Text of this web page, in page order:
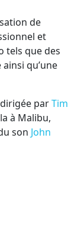
de
et
tels que des
qu’une
parTim
à Malibu,
son John